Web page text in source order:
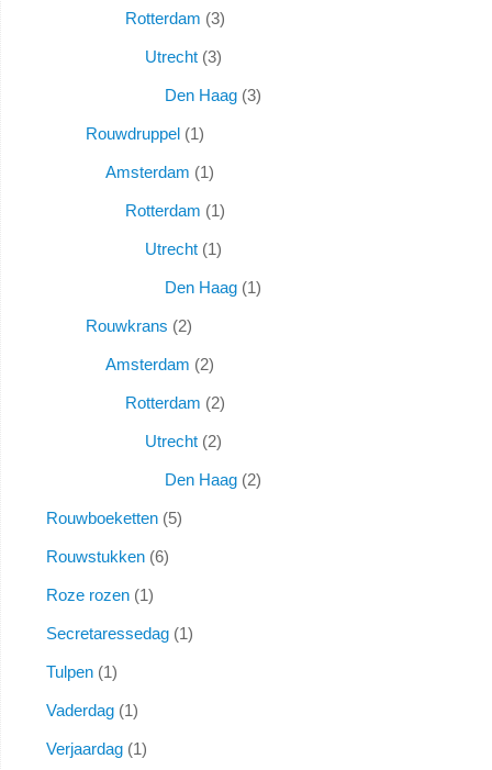
Rotterdam 3
Utrecht 3
Den Haag 3
Rouwdruppel 1
Amsterdam 1
Rotterdam 1
Utrecht 1
Den Haag 1
Rouwkrans 2
Amsterdam 2
Rotterdam 2
Utrecht 2
Den Haag 2
Rouwboeketten 5
Rouwstukken 6
Roze rozen 1
Secretaressedag 1
Tulpen 1
Vaderdag 1
Verjaardag 1